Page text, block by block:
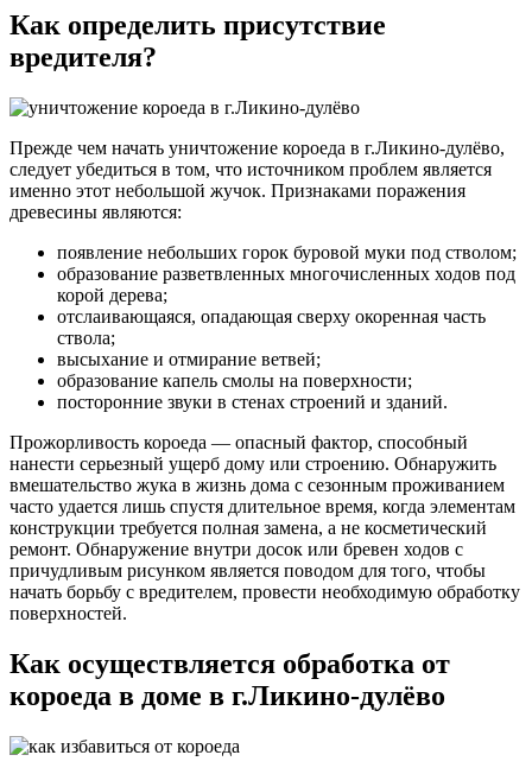
Как определить присутствие
вредителя?
Прежде чем начать уничтожение короеда в г.Ликино-дулёво,
следует убедиться в том, что источником проблем является
именно этот небольшой жучок. Признаками поражения
древесины являются:
появление небольших горок буровой муки под стволом;
образование разветвленных многочисленных ходов под
корой дерева;
отслаивающаяся, опадающая сверху окоренная часть
ствола;
высыхание и отмирание ветвей;
образование капель смолы на поверхности;
посторонние звуки в стенах строений и зданий.
Прожорливость короеда — опасный фактор, способный
нанести серьезный ущерб дому или строению. Обнаружить
вмешательство жука в жизнь дома с сезонным проживанием
часто удается лишь спустя длительное время, когда элементам
конструкции требуется полная замена, а не косметический
ремонт. Обнаружение внутри досок или бревен ходов с
причудливым рисунком является поводом для того, чтобы
начать борьбу с вредителем, провести необходимую обработку
поверхностей.
Как осуществляется обработка от
короеда в доме в г.Ликино-дулёво